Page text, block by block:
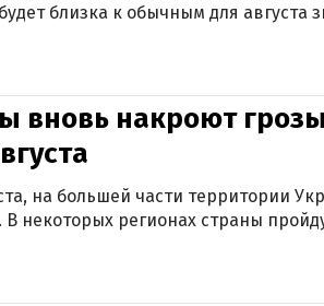
близка к обычным для августа
вновь накроют
на большей части территории
В некоторых регионах страны